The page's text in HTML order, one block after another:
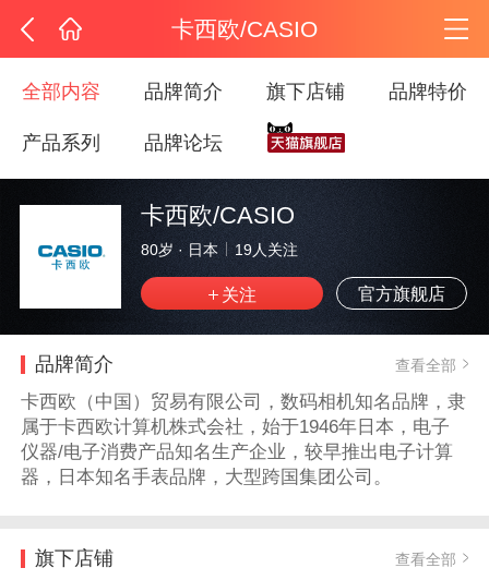
卡西欧/CASIO
全部内容 品牌简介 旗下店铺 品牌特价
产品系列 品牌论坛
卡西欧/CASIO
80岁 · 日本 19人关注
官方旗舰店
品牌简介 查看全部
卡西欧（中国）贸易有限公司，数码相机知名品牌，隶
属于卡西欧计算机株式会社，始于1946年日本，电子
仪器/电子消费产品知名生产企业，较早推出电子计算
器，日本知名手表品牌，大型跨国集团公司。
旗下店铺 查看全部